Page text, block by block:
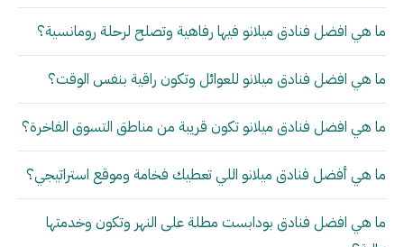
ما هي افضل فنادق ميلانو فيها رفاهية وتصلح لرحلة رومانسية؟
ما هي افضل فنادق ميلانو للعوائل وتكون راقية بنفس الوقت؟
ما هي افضل فنادق ميلانو تكون قريبة من مناطق التسوق الفاخرة؟
ما هي أفضل فنادق ميلانو اللي تعطيك فخامة وموقع استراتيجي؟
ما هي افضل فنادق بودابست مطلة على النهر وتكون وخدمتها